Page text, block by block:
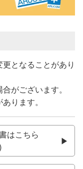
となることがあり
がございます。
ります。
はこちら